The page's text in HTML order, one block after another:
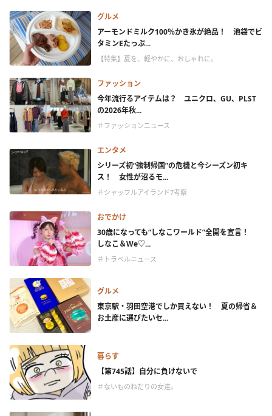
グルメ
アーモンドミルク100％かき氷が絶品！ 池袋でビ
タミンEたっぷ...
【特集】夏を、軽やかに、おしゃれに。
ファッション
今年流行るアイテムは？ ユニクロ、GU、PLST
の2026年秋...
＃ファッションニュース
エンタメ
シリーズ初“強制帰国”の危機と今シーズン初キ
ス！ 女性が沼るモ...
＃シャッフルアイランド7考察
おでかけ
30歳になっても“しなこワールド”全開を宣言！
しなこ＆We♡...
＃トラベルニュース
グルメ
東京駅・羽田空港でしか買えない！ 夏の帰省＆
お土産に選びたいセ...
暮らす
【第745話】自分に負けないで
＃ないものねだりの女達。